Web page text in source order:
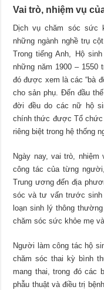
Vai trò, nhiệm vụ
Dịch vụ chăm sóc sức
những ngành nghề trụ
Trong tiếng Anh, Hộ
những năm 1900 –
đó được xem là các “bà
cho sản phụ. Đến đầu
đời đều do các nữ hộ
chính thức được Tổ chức
riêng biệt trong hệ thống
Ngày nay, vai trò,
công tác của từng
Trung ương đến địa
sóc và tư vấn trước sinh
loạn sinh lý thông
chăm sóc sức khỏe mẹ
Người làm công tác hộ
chăm sóc thai kỳ bình
mang thai, trong đó các
phẫu thuật và điều trị